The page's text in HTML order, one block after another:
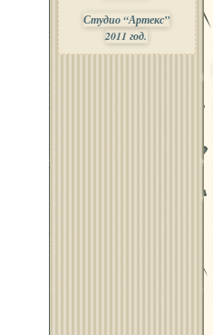
Студио “Артекс”
2011 год.